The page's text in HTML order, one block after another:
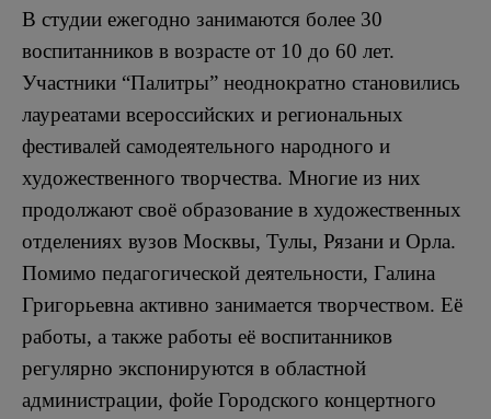
В студии ежегодно занимаются более 30
воспитанников в возрасте от 10 до 60 лет.
Участники “Палитры” неоднократно становились
лауреатами всероссийских и региональных
фестивалей самодеятельного народного и
художественного творчества. Многие из них
продолжают своё образование в художественных
отделениях вузов Москвы, Тулы, Рязани и Орла.
Помимо педагогической деятельности, Галина
Григорьевна активно занимается творчеством. Её
работы, а также работы её воспитанников
регулярно экспонируются в областной
администрации, фойе Городского концертного